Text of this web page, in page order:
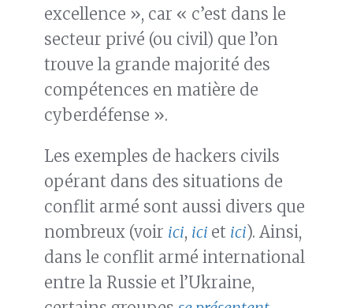
excellence », car « c’est dans le
secteur privé (ou civil) que l’on
trouve la grande majorité des
compétences en matière de
cyberdéfense ».
Les exemples de hackers civils
opérant dans des situations de
conflit armé sont aussi divers que
nombreux (voir ici, ici et ici). Ainsi,
dans le conflit armé international
entre la Russie et l’Ukraine,